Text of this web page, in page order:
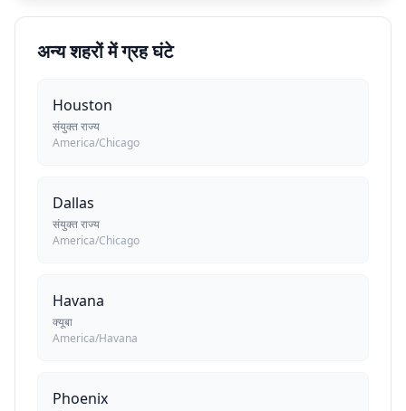
अन्य शहरों में ग्रह घंटे
Houston
संयुक्त राज्य
America/Chicago
Dallas
संयुक्त राज्य
America/Chicago
Havana
क्यूबा
America/Havana
Phoenix